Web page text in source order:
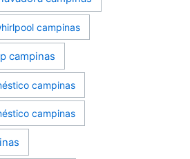
campinas
campinas
campinas
campinas